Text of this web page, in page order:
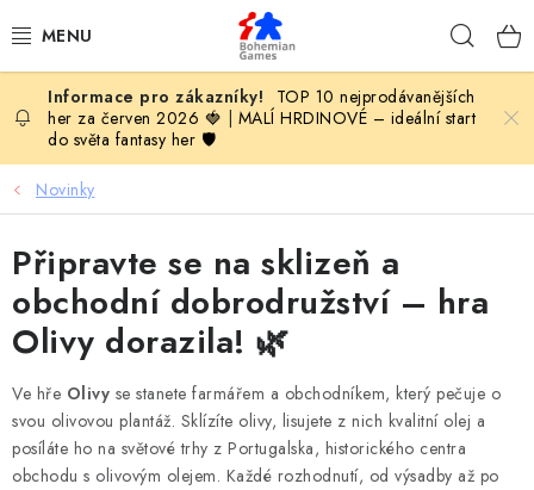
na
KOMPLETNÍ NABÍDKA HER
PODLE VĚKU
BLOG
VYDAVATELSTVÍ DESKOVÝCH HER
OLOHRANÍ
B2B SEKCE
TOP 10 nejprodávanějších
her za červen 2026 🍓
MALÍ HRDINOVÉ – ideální start
do světa fantasy her 🛡️
Novinky
Připravte se na sklizeň a
obchodní dobrodružství – hra
Olivy dorazila! 🌿
Ve hře Olivy se stanete farmářem a obchodníkem, který pečuje o
svou olivovou plantáž. Sklízíte olivy, lisujete z nich kvalitní olej a
posíláte ho na světové trhy z Portugalska, historického centra
obchodu s olivovým olejem. Každé rozhodnutí, od výsadby až po